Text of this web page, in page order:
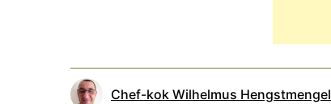
Chef-kok Wilhelmus Hengstmengel